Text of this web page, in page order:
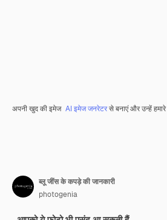
अपनी खुद की इमेज AI इमेज जनरेटरसे बनाएं और उन्हें हमारे
ब्लू जींस के कपड़े की जानकारी
photogenia